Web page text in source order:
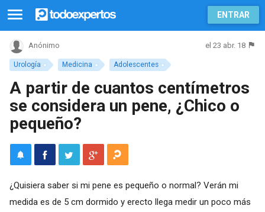
ENTRAR
Urología Medicina Adolescentes
Anónimo el 23 abr. 18
A partir de cuantos centímetros
se considera un pene, ¿Chico o
pequeño?
¿Quisiera saber si mi pene es pequeño o normal? Verán mi
medida es de 5 cm dormido y erecto llega medir un poco más